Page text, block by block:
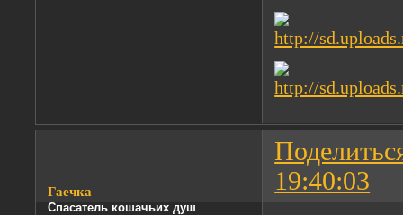
19:40:03
Гаечка
Спасатель кошачьих душ